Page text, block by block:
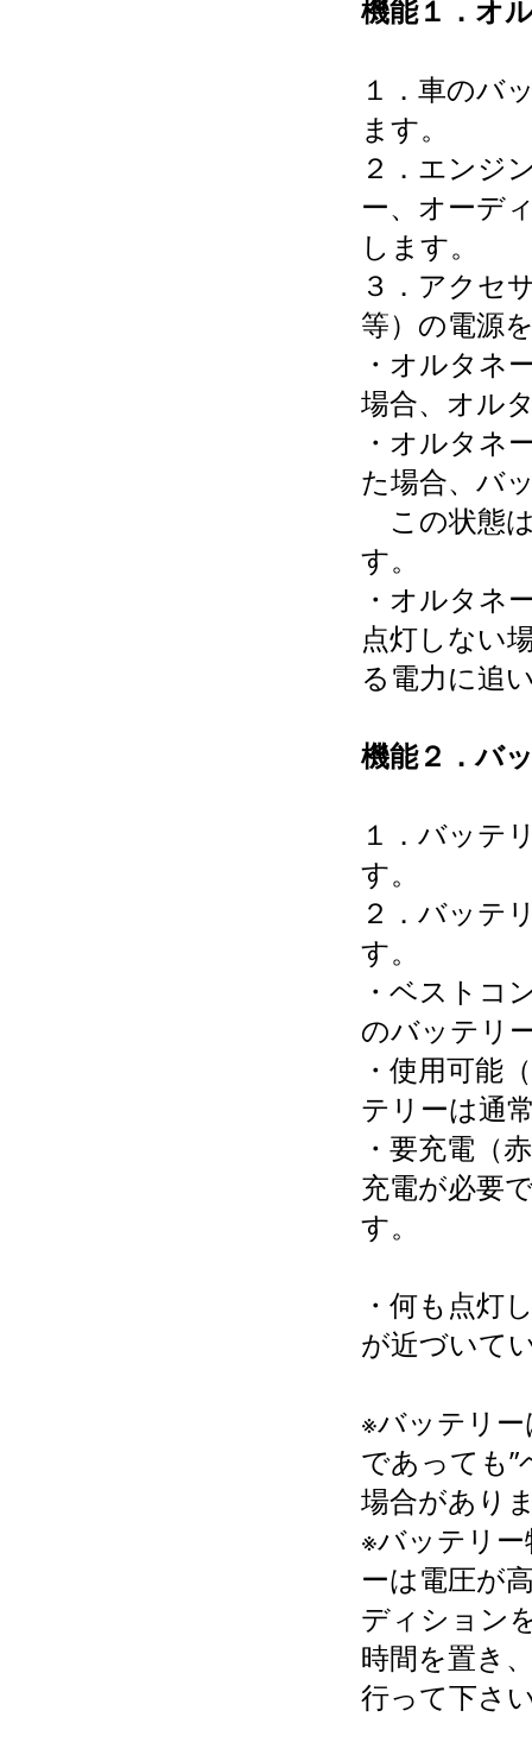
機能１．オ
１．車のバ
ます。
２．エンジ
ー、オーデ
します。
３．アクセ
等）の電源
・オルタネ
場合、オル
・オルタネ
た場合、バ
この状態
す。
・オルタネ
点灯しない
る電力に追
機能２．バ
１．バッテ
す。
２．バッテ
す。
・ベストコ
のバッテリ
・使用可能
テリーは通
・要充電（
充電が必要
す。
・何も点灯
が近づいて
※バッテリ
であっても
場合があり
※バッテリ
ーは電圧が
ディション
時間を置き
行って下さ